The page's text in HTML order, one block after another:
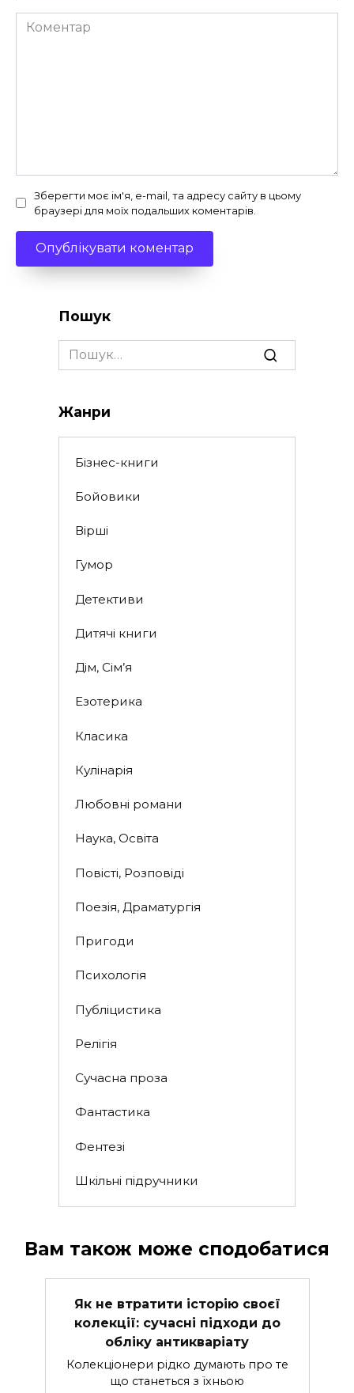
Коментар
Зберегти моє ім'я, e-mail, та адресу сайту в цьому
браузері для моїх подальших коментарів.
Пошук
Search
for:
Жанри
Бізнес-книги
Бойовики
Вірші
Гумор
Детективи
Дитячі книги
Дім, Сім’я
Езотерика
Класика
Кулінарія
Любовні романи
Наука, Освіта
Повісті, Розповіді
Поезія, Драматургія
Пригоди
Психологія
Публіцистика
Релігія
Сучасна проза
Фантастика
Фентезі
Шкільні підручники
Вам також може сподобатися
Як не втратити історію своєї
колекції: сучасні підходи до
обліку антикваріату
Колекціонери рідко думають про те
що станеться з їхньою